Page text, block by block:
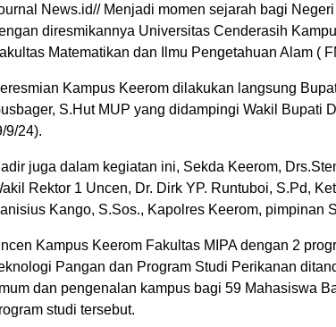
News.id// Menjadi momen sejarah bagi
diresmikannya Universitas Cenderasih
Matematikan dan Ilmu Pengetahuan Alam (
Kampus Keerom dilakukan langsung
S.Hut MUP yang didampingi Wakil Bupati
9/24).
juga dalam kegiatan ini, Sekda Keerom,
Rektor 1 Uncen, Dr. Dirk YP. Runtuboi, S.Pd,
Kango, S.Sos., Kapolres Keerom, pimpinan
Kampus Keerom Fakultas MIPA dengan 2
Pangan dan Program Studi Perikanan
dan pengenalan kampus bagi 59 Mahasiswa
studi tersebut.